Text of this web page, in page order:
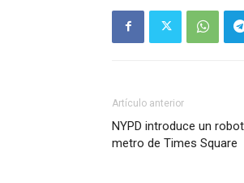
Artículo anterior
NYPD introduce un
metro de Times Square